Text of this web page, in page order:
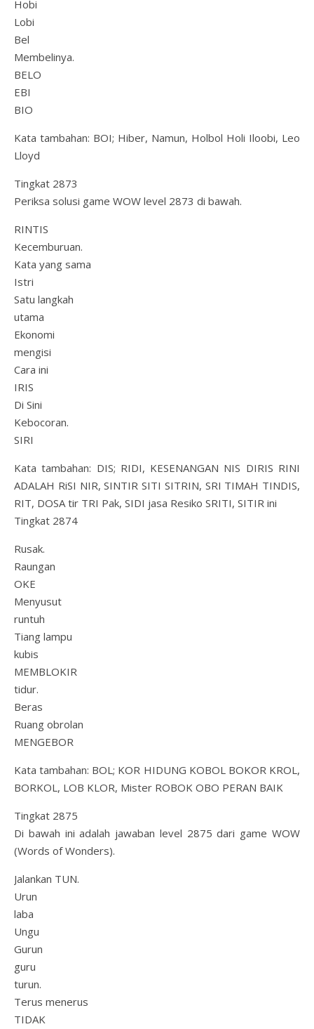
Hobi
Lobi
Bel
Membelinya.
BELO
EBI
BIO
Kata tambahan: BOI; Hiber, Namun, Holbol Holi Iloobi, Leo
Lloyd
Tingkat 2873
Periksa solusi game WOW level 2873 di bawah.
RINTIS
Kecemburuan.
Kata yang sama
Istri
Satu langkah
utama
Ekonomi
mengisi
Cara ini
IRIS
Di Sini
Kebocoran.
SIRI
Kata tambahan: DIS; RIDI, KESENANGAN NIS DIRIS RINI
ADALAH RiSI NIR, SINTIR SITI SITRIN, SRI TIMAH TINDIS,
RIT, DOSA tir TRI Pak, SIDI jasa Resiko SRITI, SITIR ini
Tingkat 2874
Rusak.
Raungan
OKE
Menyusut
runtuh
Tiang lampu
kubis
MEMBLOKIR
tidur.
Beras
Ruang obrolan
MENGEBOR
Kata tambahan: BOL; KOR HIDUNG KOBOL BOKOR KROL,
BORKOL, LOB KLOR, Mister ROBOK OBO PERAN BAIK
Tingkat 2875
Di bawah ini adalah jawaban level 2875 dari game WOW
(Words of Wonders).
Jalankan TUN.
Urun
laba
Ungu
Gurun
guru
turun.
Terus menerus
TIDAK